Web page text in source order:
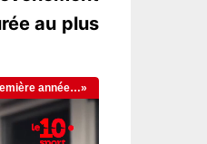
au plus